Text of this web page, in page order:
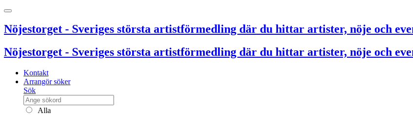
Nöjestorget - Sveriges största artistförmedling där du hittar artister, nöje och
Nöjestorget - Sveriges största artistförmedling där du hittar artister, nöje och
Kontakt
Arrangör söker
Sök
Alla